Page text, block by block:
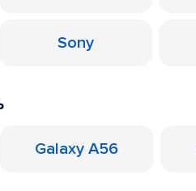
Sony
Galaxy A56